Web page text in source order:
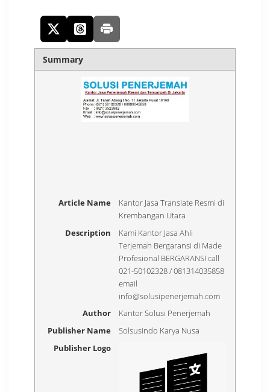
Summary
Article Name
Kantor Jasa Translate Resmi di
Krembangan Utara
Description
Kami Kantor Jasa Ahli
Terjemah Bergaransi di Made
Profesional BERGARANSI call
021-50102328 / 081314035858
email
info@solusipenerjemah.com
Author
Kantor Solusi Penerjemah
Publisher Name
Solsusindo Karya Nusa
Publisher Logo